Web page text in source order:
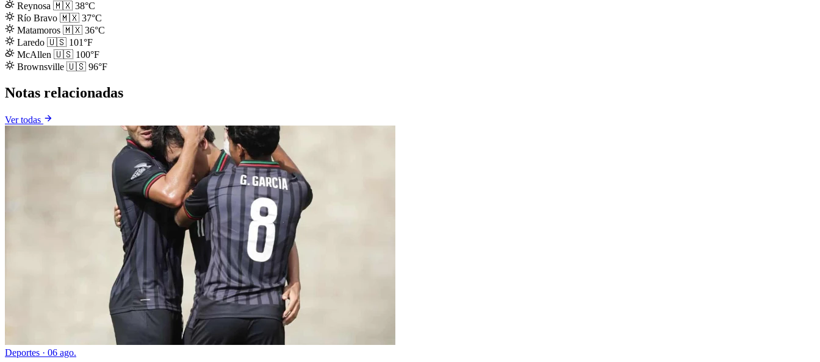
Reynosa 🇲🇽 38°C
Río Bravo 🇲🇽 37°C
Matamoros 🇲🇽 36°C
Laredo 🇺🇸 101°F
McAllen 🇺🇸 100°F
Brownsville 🇺🇸 96°F
Notas relacionadas
Ver todas
Deportes · 06 ago.